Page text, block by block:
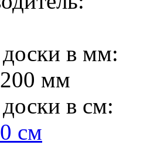
в мм:
мм
в см:
см